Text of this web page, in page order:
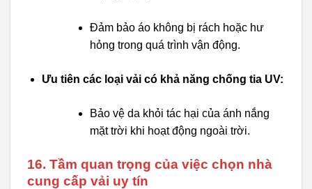
Đảm bảo áo không bị rách hoặc hư
hỏng trong quá trình vận động.
Ưu tiên các loại vải có khả năng chống tia UV:
Bảo vệ da khỏi tác hại của ánh nắng
mặt trời khi hoạt động ngoài trời.
16. Tầm quan trọng của việc chọn nhà
cung cấp vải uy tín